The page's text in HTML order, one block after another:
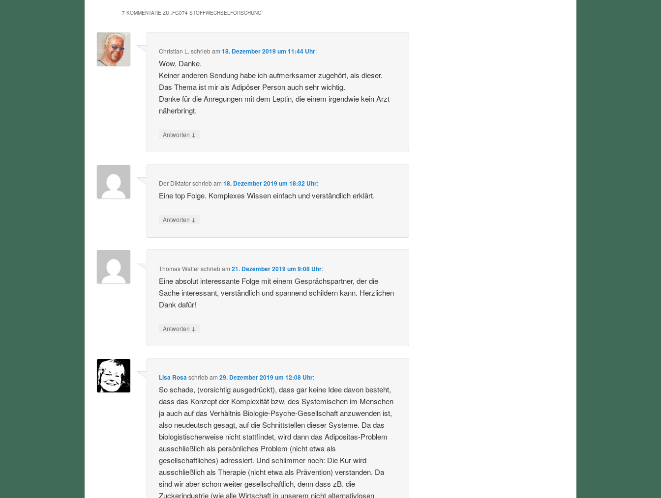
7 KOMMENTARE ZU „FG074 STOFFWECHSELFORSCHUNG“
Christian L. schriebam18. Dezember 2019 um 11:44 Uhr:
Wow, Danke.
Keiner anderen Sendung habe ich aufmerksamer zugehört, als dieser.
Das Thema ist mir als Adipöser Person auch sehr wichtig.
Danke für die Anregungen mit dem Leptin, die einem irgendwie kein Arzt
näherbringt.
Antworten ↓
Der Diktatorschriebam18. Dezember 2019 um 18:32 Uhr:
Eine top Folge. Komplexes Wissen einfach und verständlich erklärt.
Antworten ↓
Thomas Walterschriebam21. Dezember 2019 um 9:08 Uhr:
Eine absolut interessante Folge mit einem Gesprächspartner, der die
Sache interessant, verständlich und spannend schildern kann. Herzlichen
Dank dafür!
Antworten ↓
Lisa Rosaschriebam29. Dezember 2019 um 12:08 Uhr:
So schade, (vorsichtig ausgedrückt), dass gar keine Idee davon besteht,
dass das Konzept der Komplexität bzw. des Systemischen im Menschen
ja auch auf das Verhältnis Biologie-Psyche-Gesellschaft anzuwenden ist,
also neudeutsch gesagt, auf die Schnittstellen dieser Systeme. Da das
biologistischerweise nicht stattfindet, wird dann das Adipositas-Problem
ausschließlich als persönliches Problem (nicht etwa als
gesellschaftliches) adressiert. Und schlimmer noch: Die Kur wird
ausschließlich als Therapie (nicht etwa als Prävention) verstanden. Da
sind wir aber schon weiter gesellschaftlich, denn dass zB. die
Zuckerindustrie (wie alle Wirtschaft in unserem nicht alternativlosen